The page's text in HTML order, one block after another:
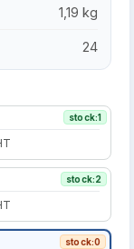
1,19 kg
24
stock:1
stock:2
stock:0